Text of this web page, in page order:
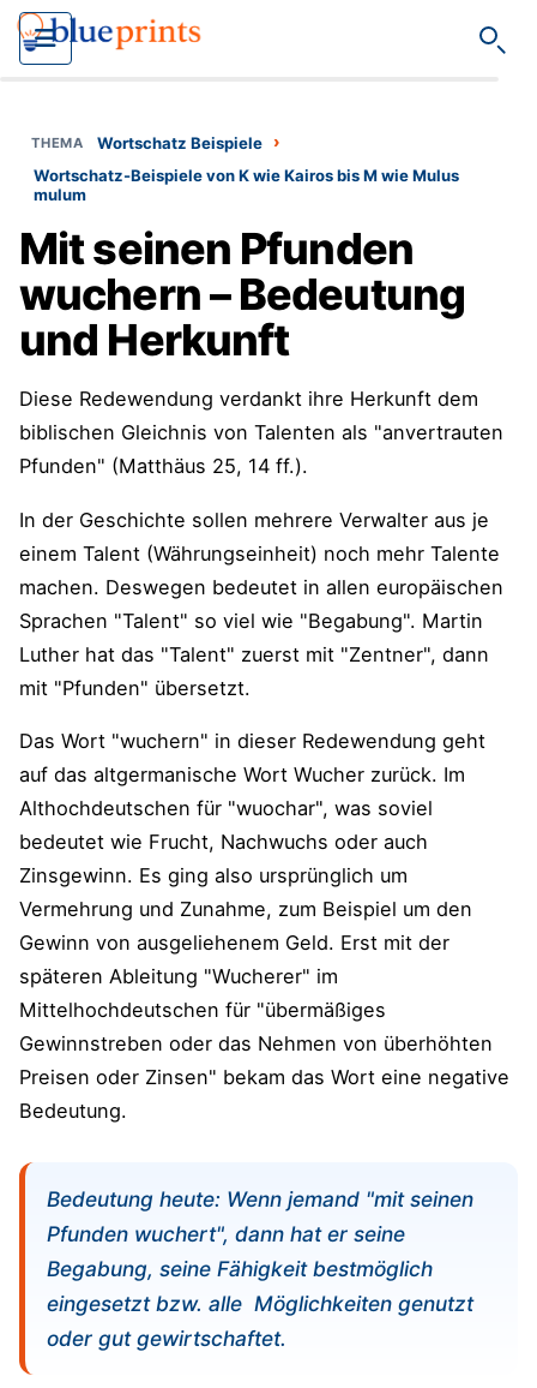
Wortschatz Beispiele ›
Wortschatz-Beispiele von K wie Kairos bis M wie Mulus
mulum
Mit seinen Pfunden
wuchern – Bedeutung
und Herkunft
Diese Redewendung verdankt ihre Herkunft dem
biblischen Gleichnis von Talenten als "anvertrauten
Pfunden" (Matthäus 25, 14 ff.).
In der Geschichte sollen mehrere Verwalter aus je
einem Talent (Währungseinheit) noch mehr Talente
machen. Deswegen bedeutet in allen europäischen
Sprachen "Talent" so viel wie "Begabung". Martin
Luther hat das "Talent" zuerst mit "Zentner", dann
mit "Pfunden" übersetzt.
Das Wort "wuchern" in dieser Redewendung geht
auf das altgermanische Wort Wucher zurück. Im
Althochdeutschen für "wuochar", was soviel
bedeutet wie Frucht, Nachwuchs oder auch
Zinsgewinn. Es ging also ursprünglich um
Vermehrung und Zunahme, zum Beispiel um den
Gewinn von ausgeliehenem Geld. Erst mit der
späteren Ableitung "Wucherer" im
Mittelhochdeutschen für "übermäßiges
Gewinnstreben oder das Nehmen von überhöhten
Preisen oder Zinsen" bekam das Wort eine negative
Bedeutung.
Bedeutung heute: Wenn jemand "mit seinen
Pfunden wuchert", dann hat er seine
Begabung, seine Fähigkeit bestmöglich
eingesetzt bzw. alle Möglichkeiten genutzt
oder gut gewirtschaftet.